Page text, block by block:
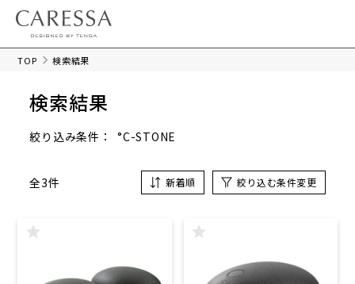
TOP 検索結果
検索結果
絞り込み条件： °C-STONE
全3件 新着順 絞り込む条件変更